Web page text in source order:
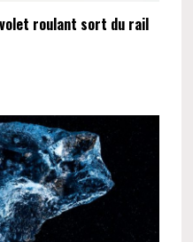
roulant sort du rail